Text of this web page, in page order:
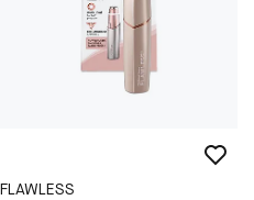
FLAWLESS